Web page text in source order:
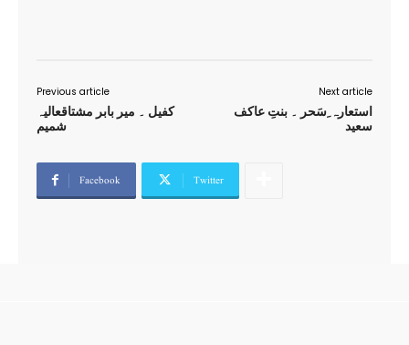
Previous article
کفیل ۔ میر بابر مشتاقعالیہ
شمیم
Next article
استعارہ ِسَحر ۔ بنتِ عاکف
سعید
Facebook Twitter